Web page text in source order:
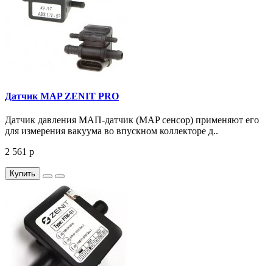
Датчик MAP ZENIT PRO
Датчик давления МАП-датчик (MAP сенсор) применяют его
для измерения вакуума во впускном коллекторе д..
2 561 р
Купить